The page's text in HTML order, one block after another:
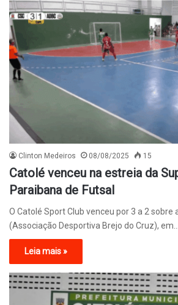
Clinton Medeiros 08/08/2025 15
Catolé venceu na estreia da
Paraibana de Futsal
O Catolé Sport Club venceu por 3 a 2 sobre
(Associação Desportiva Brejo do Cruz), em…
Leia mais »